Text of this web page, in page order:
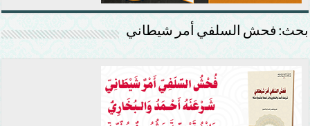
بحث: فحش السلفي أمر شيطاني